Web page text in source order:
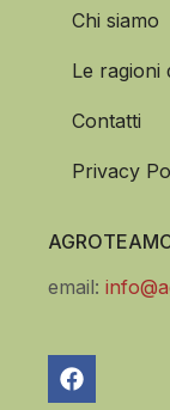
Chi siamo
Le ragioni
Contatti
Privacy
email: